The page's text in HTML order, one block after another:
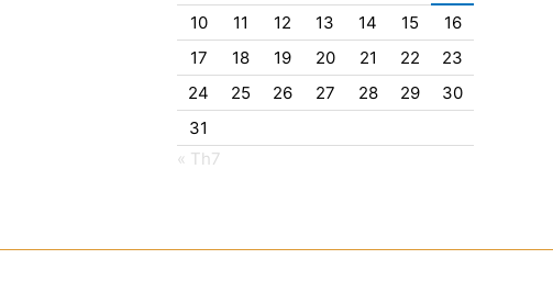
10
11 12 13 14 15
16
17
18 19 20 21 22
23
24
25 26 27 28 29
30
31
« Th7